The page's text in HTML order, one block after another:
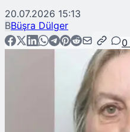
20.07.2026 15:13
BBüşra Dülger
0